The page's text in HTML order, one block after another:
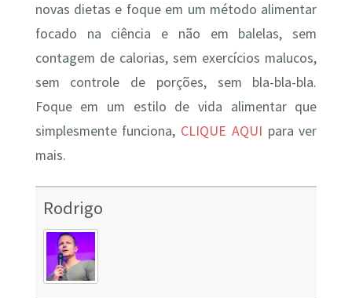
novas dietas e foque em um método alimentar
focado na ciência e não em balelas, sem
contagem de calorias, sem exercícios malucos,
sem controle de porções, sem bla-bla-bla.
Foque em um estilo de vida alimentar que
simplesmente funciona, CLIQUE AQUI para ver
mais.
Rodrigo